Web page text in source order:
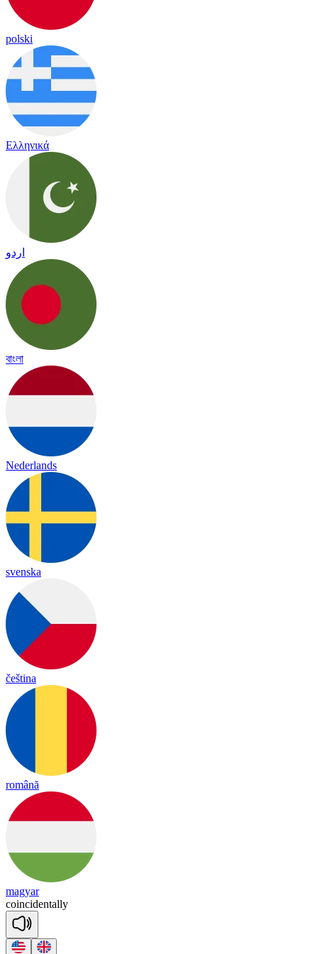
polski
Ελληνικά
اردو
বাংলা
Nederlands
svenska
čeština
română
magyar
coincidentally